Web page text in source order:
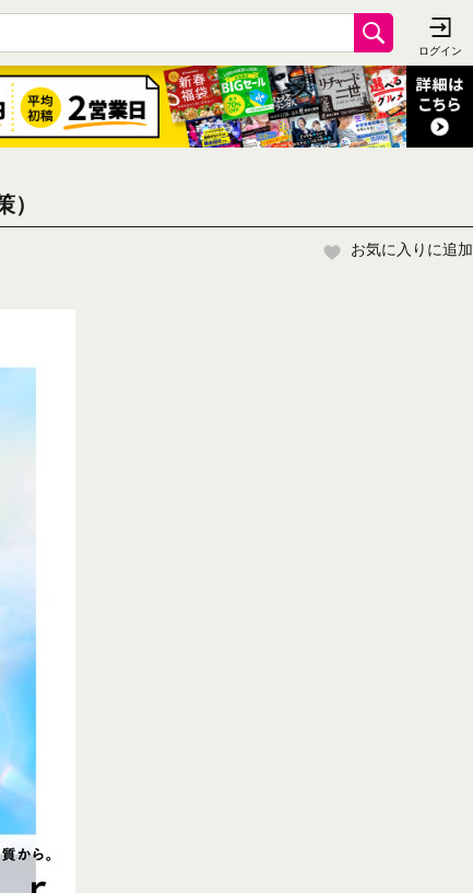
お気に入りに追加